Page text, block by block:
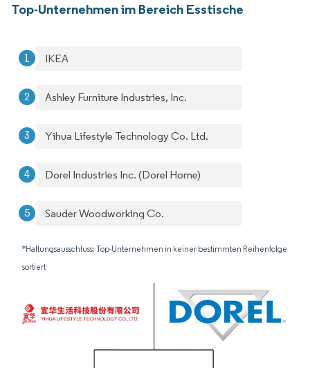
Top-Unternehmen im Bereich Esstische
IKEA
Ashley Furniture Industries, Inc.
Yihua Lifestyle Technology Co. Ltd.
Dorel Industries Inc. (Dorel Home)
Sauder Woodworking Co.
*Haftungsausschluss: Top-Unternehmen in keiner bestimmten Reihenfolge
sortiert